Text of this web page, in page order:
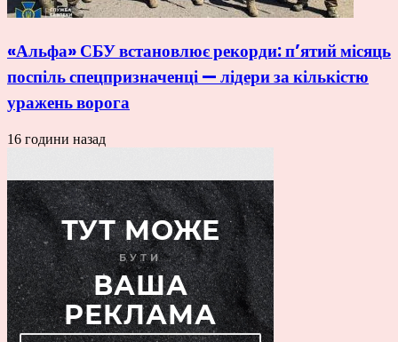
«Альфа» СБУ встановлює рекорди: п’ятий місяць
поспіль спецпризначенці — лідери за кількістю
уражень ворога
16 години назад